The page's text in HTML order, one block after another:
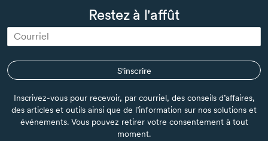
Restez à l'affût
S'inscrire
Inscrivez-vous pour recevoir, par courriel, des conseils d’affaires,
des articles et outils ainsi que de l’information sur nos solutions et
événements. Vous pouvez retirer votre consentement à tout
moment.